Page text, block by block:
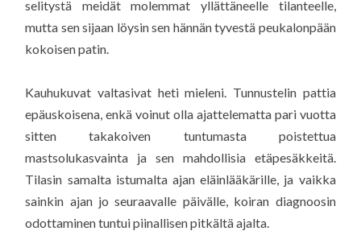
selitystä meidät molemmat yllättäneelle tilanteelle,
mutta sen sijaan löysin sen hännän tyvestä peukalonpään
kokoisen patin.
Kauhukuvat valtasivat heti mieleni. Tunnustelin pattia
epäuskoisena, enkä voinut olla ajattelematta pari vuotta
sitten takakoiven tuntumasta poistettua
mastsolukasvainta ja sen mahdollisia etäpesäkkeitä.
Tilasin samalta istumalta ajan eläinlääkärille, ja vaikka
sainkin ajan jo seuraavalle päivälle, koiran diagnoosin
odottaminen tuntui piinallisen pitkältä ajalta.